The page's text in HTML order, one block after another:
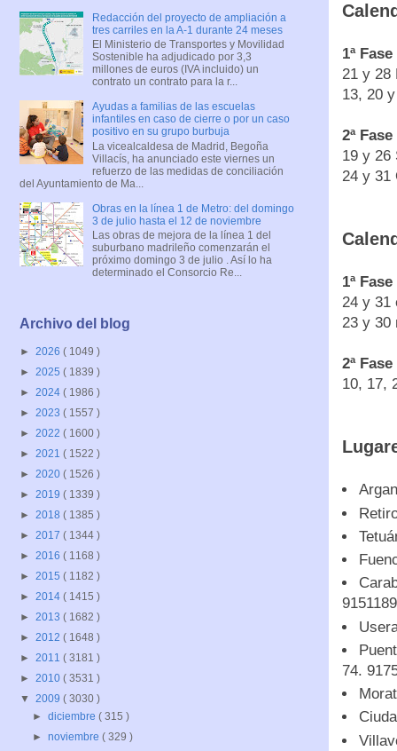
1ª Fase
21 y 28
13, 20
2ª Fase
19 y 26
24 y 31
1ª Fase
24 y 31
23 y 30
2ª Fase
10, 17,
74.
Redacción del proyecto de ampliación a
tres carriles en la A-1 durante 24 meses
El Ministerio de Transportes y Movilidad
Sostenible ha adjudicado por 3,3
millones de euros (IVA incluido) un
contrato un contrato para la r...
Ayudas a familias de las escuelas
infantiles en caso de cierre o por un caso
positivo en su grupo burbuja
La vicealcaldesa de Madrid, Begoña
Villacís, ha anunciado este viernes un
refuerzo de las medidas de conciliación
del Ayuntamiento de Ma...
Obras en la línea 1 de Metro: del domingo
3 de julio hasta el 12 de noviembre
Las obras de mejora de la línea 1 del
suburbano madrileño comenzarán el
próximo domingo 3 de julio . Así lo ha
determinado el Consorcio Re...
Archivo del blog
► 2026 ( 1049 )
► 2025 ( 1839 )
► 2024 ( 1986 )
► 2023 ( 1557 )
► 2022 ( 1600 )
► 2021 ( 1522 )
► 2020 ( 1526 )
► 2019 ( 1339 )
► 2018 ( 1385 )
► 2017 ( 1344 )
► 2016 ( 1168 )
► 2015 ( 1182 )
► 2014 ( 1415 )
► 2013 ( 1682 )
► 2012 ( 1648 )
► 2011 ( 3181 )
► 2010 ( 3531 )
▼ 2009 ( 3030 )
►diciembre( 315 )
►noviembre( 329 )